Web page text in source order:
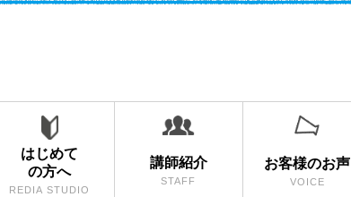
はじめて
の方へ
REDIA STUDIO
講師紹介
STAFF
お客様のお声
VOICE